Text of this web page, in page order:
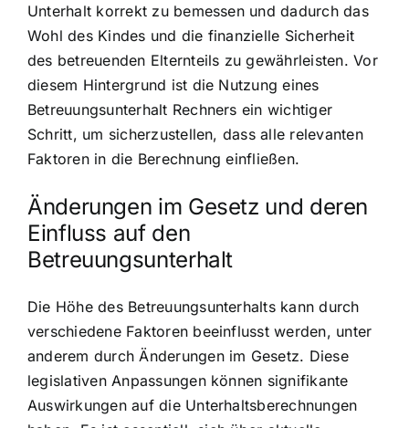
Unterhalt korrekt zu bemessen und dadurch das
Wohl des Kindes und die finanzielle Sicherheit
des betreuenden Elternteils zu gewährleisten. Vor
diesem Hintergrund ist die Nutzung eines
Betreuungsunterhalt Rechners ein wichtiger
Schritt, um sicherzustellen, dass alle relevanten
Faktoren in die Berechnung einfließen.
Änderungen im Gesetz und deren
Einfluss auf den
Betreuungsunterhalt
Die Höhe des Betreuungsunterhalts kann durch
verschiedene Faktoren beeinflusst werden, unter
anderem durch Änderungen im Gesetz. Diese
legislativen Anpassungen können signifikante
Auswirkungen auf die Unterhaltsberechnungen